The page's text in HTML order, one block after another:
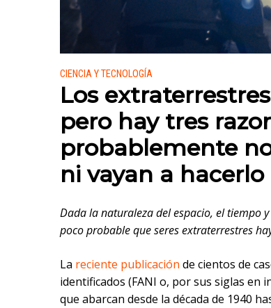
Publicado en:
CIENCIA Y TECNOLOGÍA
Los
pero hay tres
probablemente
ni vayan a hacerlo
Dada la naturaleza del espacio, el tiempo
poco probable que seres extraterrestres
La reciente publicación de cientos de
identificados (FANI o, por sus siglas en
que abarcan desde la década de 1940